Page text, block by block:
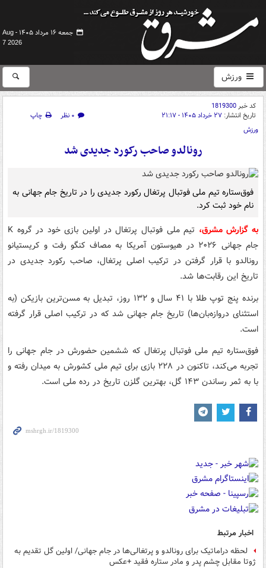
جمعه ۱۶ مرداد ۱۴۰۵ -
Aug
7 2026
ورزش
کد خبر1819300
تاریخ انتشار: ۲۷ خرداد ۱۴۰۵ - ۲۱:۱۷ ۰ نظر
چاپ
ورزش
رونالدو صاحب رکورد جدیدی شد
فوق‌ستاره تیم ملی فوتبال پرتغال رکورد جدیدی را در تاریخ جام جهانی به
نام خود ثبت کرد.
به گزارش مشرق،
تیم ملی فوتبال پرتغال در اولین بازی خود در گروه K
جام جهانی ۲۰۲۶ در هیوستون آمریکا به مصاف کنگو رفت و کریستیانو
رونالدو با قرار گرفتن در ترکیب اصلی پرتغال، صاحب رکورد جدیدی در
تاریخ این رقابت‌ها شد.
برنده پنج توپ طلا با ۴۱ سال و ۱۳۲ روز، تبدیل به مسن‌ترین بازیکن (به
استثنای دروازه‌بان‌ها) تاریخ جام جهانی شد که در ترکیب اصلی قرار گرفته
است.
فوق‌ستاره تیم ملی فوتبال پرتغال که ششمین حضورش در جام جهانی را
تجربه می‌کند، تاکنون در ۲۲۸ بازی برای تیم ملی کشورش به میدان رفته و
با به ثمر رساندن ۱۴۳ گل، بهترین گلزن تاریخ در رده ملی است.
اخبار مرتبط
لحظه دراماتیک برای رونالدو و پرتغالی‌ها در جام جهانی/ اولین گل تقدیم به
ژوتا مقابل چشم پدر و مادر ستاره فقید +عکس